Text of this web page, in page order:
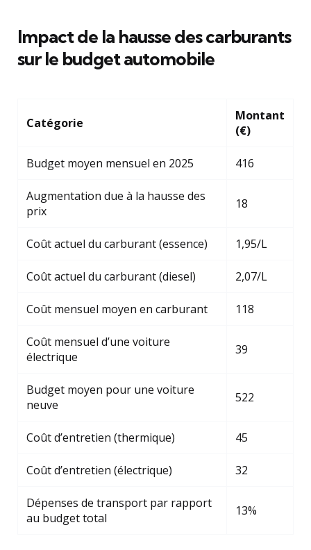
Impact de la hausse des carburants
sur le budget automobile
Catégorie
Montant
(€)
Budget moyen mensuel en 2025 416
Augmentation due à la hausse des
prix
18
Coût actuel du carburant (essence) 1,95/L
Coût actuel du carburant (diesel) 2,07/L
Coût mensuel moyen en carburant 118
Coût mensuel d’une voiture
électrique
39
Budget moyen pour une voiture
neuve
522
Coût d’entretien (thermique) 45
Coût d’entretien (électrique) 32
Dépenses de transport par rapport
au budget total
13%